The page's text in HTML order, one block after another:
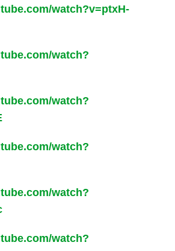
watch?v=ptxH-
watch?
watch?
watch?
watch?
watch?